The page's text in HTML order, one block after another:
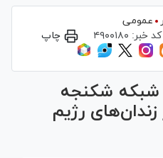
عمومی
کد خبر: ۴۹۰۰۱۸۰ چاپ
شبکه شکنجه
رژیم